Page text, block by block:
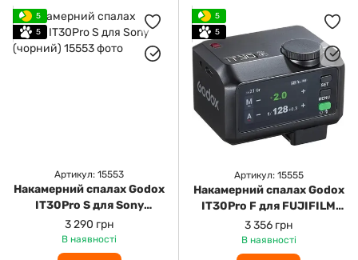
5
5
Артикул: 15553
Накамерний спалах Godox
IT30Pro S для Sony
(чорний)
3 290 грн
В наявності
5
5
Артикул: 15555
Накамерний спалах Godox
IT30Pro F для FUJIFILM
(чорний)
3 356 грн
В наявності